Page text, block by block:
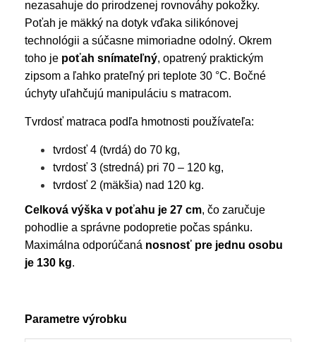
nezasahuje do prirodzenej rovnováhy pokožky.
Poťah je mäkký na dotyk vďaka silikónovej
technológii a súčasne mimoriadne odolný. Okrem
toho je poťah snímateľný, opatrený praktickým
zipsom a ľahko prateľný pri teplote 30 °C. Bočné
úchyty uľahčujú manipuláciu s matracom.
Tvrdosť matraca podľa hmotnosti používateľa:
tvrdosť 4 (tvrdá) do 70 kg,
tvrdosť 3 (stredná) pri 70 – 120 kg,
tvrdosť 2 (mäkšia) nad 120 kg.
Celková výška v poťahu je 27 cm, čo zaručuje
pohodlie a správne podopretie počas spánku.
Maximálna odporúčaná nosnosť pre jednu osobu
je 130 kg.
Parametre výrobku